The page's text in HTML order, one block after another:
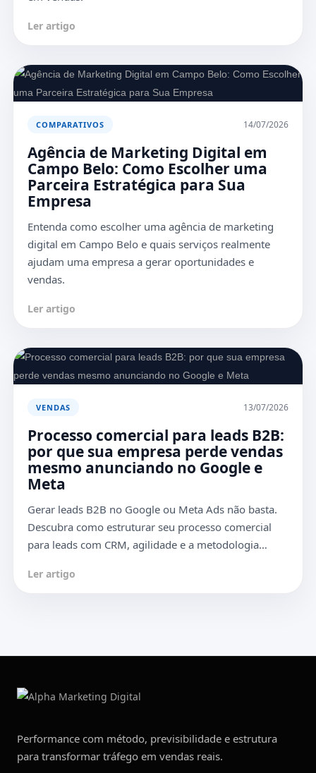
Ler artigo
COMPARATIVOS 14/07/2026
Agência de Marketing Digital em
Campo Belo: Como Escolher uma
Parceira Estratégica para Sua
Empresa
Entenda como escolher uma agência de marketing
digital em Campo Belo e quais serviços realmente
ajudam uma empresa a gerar oportunidades e
vendas.
Ler artigo
VENDAS 13/07/2026
Processo comercial para leads B2B:
por que sua empresa perde vendas
mesmo anunciando no Google e
Meta
Gerar leads B2B no Google ou Meta Ads não basta.
Descubra como estruturar seu processo comercial
para leads com CRM, agilidade e a metodologia…
Ler artigo
Performance com método, previsibilidade e estrutura
para transformar tráfego em vendas reais.